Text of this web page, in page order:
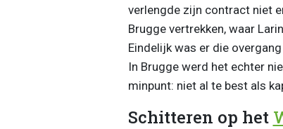
verlengde zijn contract niet
Brugge vertrekken, waar
Eindelijk was er die
In Brugge werd het echter
minpunt: niet al te best als
Schitteren op het